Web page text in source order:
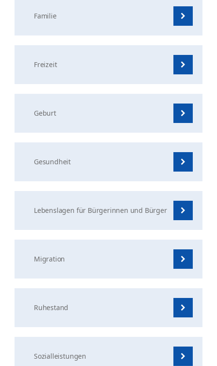
Familie
Freizeit
Geburt
Gesundheit
Lebenslagen für Bürgerinnen und Bürger
Migration
Ruhestand
Sozialleistungen